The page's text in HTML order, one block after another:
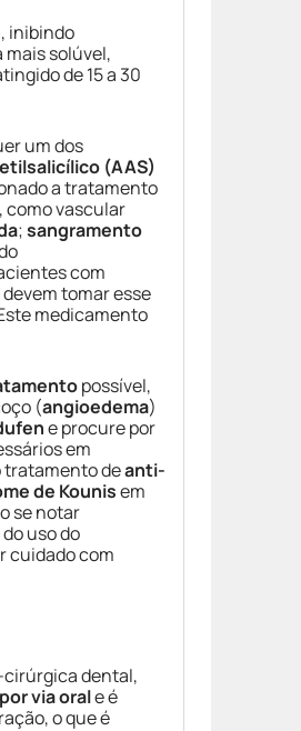
inibindo
mais solúvel,
de 15 a 30
um dos
(AAS)
a tratamento
, como vascular
;sangramento
com
devem tomar esse
medicamento
possível,
(angioedema)
e procure por
em
tratamento deanti-
de Kounisem
se notar
uso do
cuidado com
dental,
por via orale é
o que é